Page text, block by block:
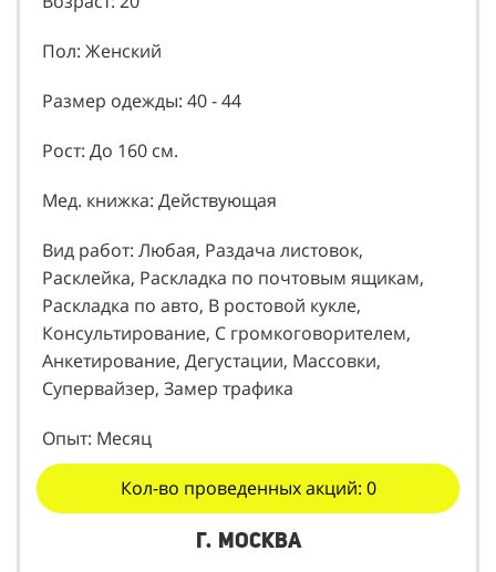
Возраст: 20
Пол: Женский
Размер одежды: 40 - 44
Рост: До 160 см.
Мед. книжка: Действующая
Вид работ: Любая, Раздача листовок,
Расклейка, Раскладка по почтовым ящикам,
Раскладка по авто, В ростовой кукле,
Консультирование, С громкоговорителем,
Анкетирование, Дегустации, Массовки,
Супервайзер, Замер трафика
Опыт: Месяц
Кол-во проведенных акций: 0